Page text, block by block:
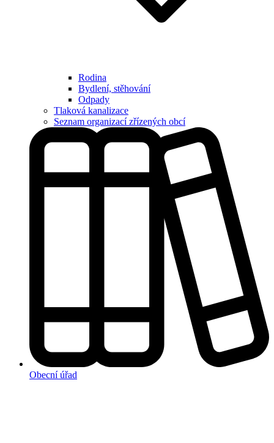
Rodina
Bydlení, stěhování
Odpady
Tlaková kanalizace
Seznam organizací zřízených obcí
Obecní úřad